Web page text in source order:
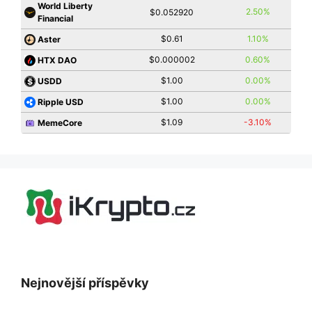
World Liberty
Financial
$0.052920 2.50%
Aster $0.61 1.10%
HTX DAO $0.000002 0.60%
USDD $1.00 0.00%
Ripple USD $1.00 0.00%
MemeCore $1.09 -3.10%
Nejnovější příspěvky